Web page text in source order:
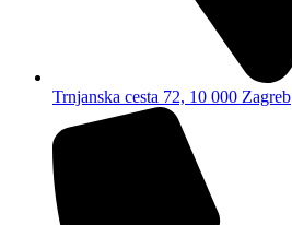
Trnjanska cesta 72, 10 000 Zagreb